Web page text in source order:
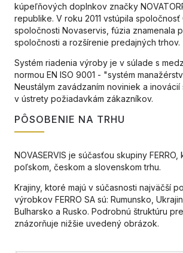
kúpeľňových doplnkov značky
republike. V roku 2011 vstúpila spoločnosť
spoločnosti Novaservis, fúzia znamenala
spoločnosti a rozšírenie predajných trhov.
Systém riadenia výroby je v súlade s
normou EN ISO 9001 - "systém
Neustálym zavádzaním noviniek a inovácií
v ústrety požiadavkám zákazníkov.
PÔSOBENIE NA TRHU
NOVASERVIS je súčasťou skupiny
poľskom, českom a slovenskom trhu.
Krajiny, ktoré majú v súčasnosti najväčší
výrobkov FERRO SA sú: Rumunsko,
Bulharsko a Rusko. Podrobnú štruktúru
znázorňuje nižšie uvedený obrázok.